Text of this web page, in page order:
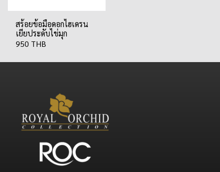
สร้อยข้อมือดอกไฮเดรน
เยียประดับไข่มุก
950 THB